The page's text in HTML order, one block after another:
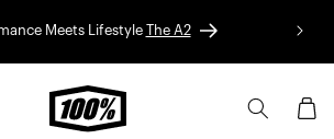
Meets Lifestyle The A2
Panier